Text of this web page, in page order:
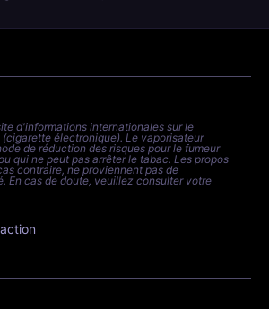
d'informations internationales sur le
électronique). Le vaporisateur
de réduction des risques pour le fumeur
qui ne peut pas arrêter le tabac. Les propos
contraire, ne proviennent pas de
En cas de doute, veuillez consulter votre